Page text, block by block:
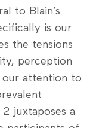
to Blain’s
is our
the tensions
perception
our attention to
juxtaposes a